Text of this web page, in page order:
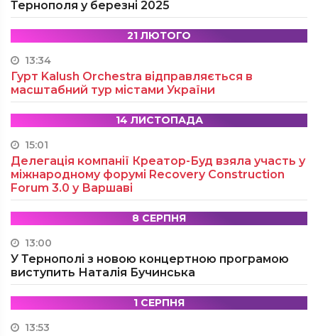
Тернополя у березні 2025
21 ЛЮТОГО
13:34
Гурт Kalush Orchestra відправляється в
масштабний тур містами України
14 ЛИСТОПАДА
15:01
Делегація компанії Креатор-Буд взяла участь у
міжнародному форумі Recovery Construction
Forum 3.0 у Варшаві
8 СЕРПНЯ
13:00
У Тернополі з новою концертною програмою
виступить Наталія Бучинська
1 СЕРПНЯ
13:53